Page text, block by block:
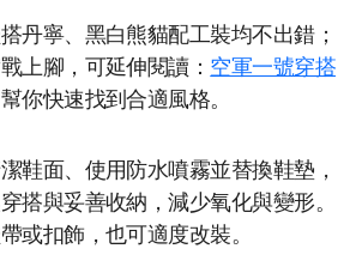
丹寧、黑白熊貓配工裝均不出錯；
上腳，可延伸閱讀： 空軍一號穿搭
你快速找到合適風格。
鞋面、使用防水噴霧並替換鞋墊，
搭與妥善收納，減少氧化與變形。
或扣飾，也可適度改裝。